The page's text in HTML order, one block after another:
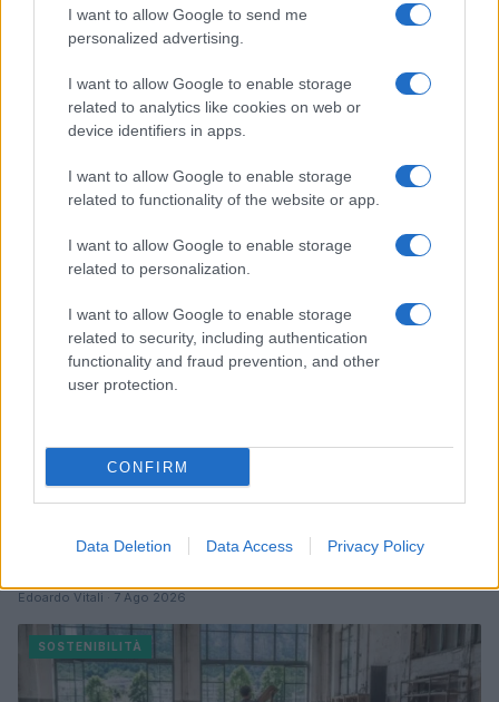
I want to allow Google to send me
personalized advertising.
I want to allow Google to enable storage
related to analytics like cookies on web or
device identifiers in apps.
I want to allow Google to enable storage
related to functionality of the website or app.
I want to allow Google to enable storage
related to personalization.
I want to allow Google to enable storage
related to security, including authentication
functionality and fraud prevention, and other
user protection.
CONFIRM
Data Deletion Data Access Privacy Policy
Continua a leggere
SOSTENIBILITÀ
Edoardo Vitali · 7 Ago 2026
SOSTENIBILITÀ